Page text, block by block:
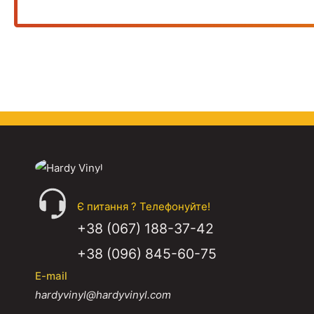
Є питання ? Телефонуйте!
+38 (067) 188-37-42
+38 (096) 845-60-75
E-mail
hardyvinyl@hardyvinyl.com